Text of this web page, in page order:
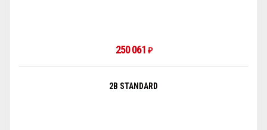
250 061 ₽
2B STANDARD